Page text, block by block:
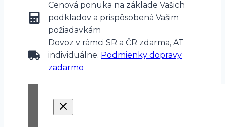
Cenová ponuka na základe Vašich
podkladov a prispôsobená Vašim
požiadavkám
Dovoz v rámci SR a ČR zdarma, AT
individuálne. Podmienky dopravy
zadarmo